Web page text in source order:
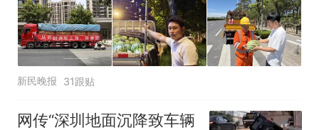
新民晚报 31跟贴
网传“深圳地面沉降致车辆